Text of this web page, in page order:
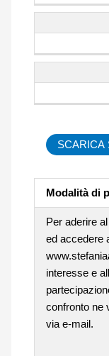
SCARICA
Modalità di
Per aderire
ed accedere
interesse e
confronto ne
via e-mail.